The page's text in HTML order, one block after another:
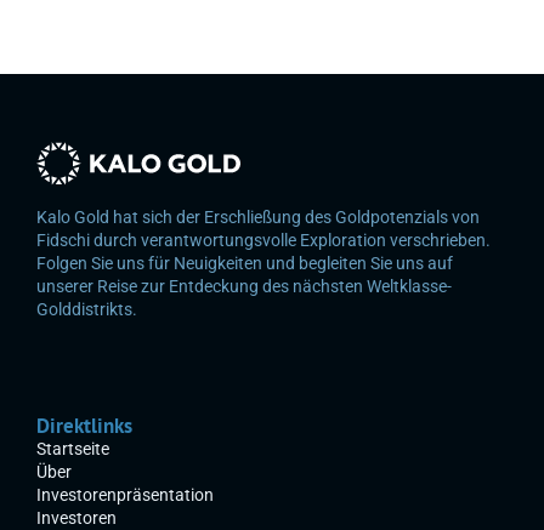
Kalo Gold hat sich der Erschließung des Goldpotenzials von
Fidschi durch verantwortungsvolle Exploration verschrieben.
Folgen Sie uns für Neuigkeiten und begleiten Sie uns auf
unserer Reise zur Entdeckung des nächsten Weltklasse-
Golddistrikts.
Direktlinks
Startseite
Über
Investorenpräsentation
Investoren